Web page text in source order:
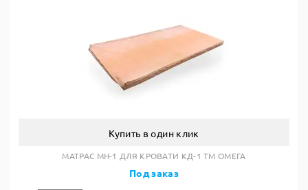
Купить в один клик
МАТРАС MH-1 ДЛЯ КРОВАТИ КД-1 ТМ ОМЕГА
Под заказ